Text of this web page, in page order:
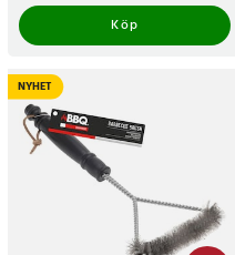
Köp
NYHET